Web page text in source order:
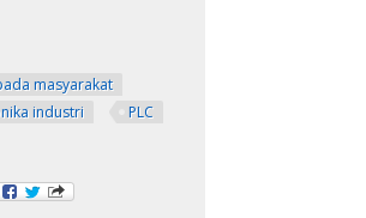
masyarakat
industri
PLC